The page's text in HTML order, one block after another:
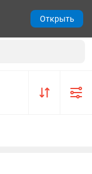
Открыть